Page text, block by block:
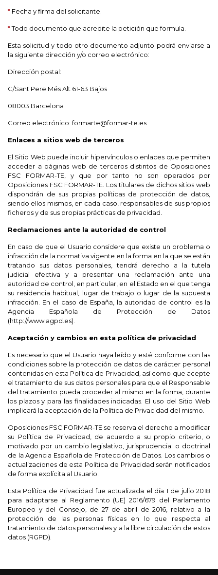
* Fecha y firma del solicitante.
*Todo documento que acredite la petición que formula.
Esta solicitud y todo otro documento adjunto podrá enviarse a
la siguiente dirección y/o correo electrónico:
Dirección postal:
C/Sant Pere Més Alt 61-63 Bajos
08003 Barcelona
Correo electrónico: formarte@formar-te.es
Enlaces a sitios web de terceros
El Sitio Web puede incluir hipervínculos o enlaces que permiten
acceder a páginas web de terceros distintos de Oposiciones
FSC FORMAR-TE, y que por tanto no son operados por
Oposiciones FSC FORMAR-TE. Los titulares de dichos sitios web
dispondrán de sus propias políticas de protección de datos,
siendo ellos mismos, en cada caso, responsables de sus propios
ficheros y de sus propias prácticas de privacidad.
Reclamaciones ante la autoridad de control
En caso de que el Usuario considere que existe un problema o
infracción de la normativa vigente en la forma en la que se están
tratando sus datos personales, tendrá derecho a la tutela
judicial efectiva y a presentar una reclamación ante una
autoridad de control, en particular, en el Estado en el que tenga
su residencia habitual, lugar de trabajo o lugar de la supuesta
infracción. En el caso de España, la autoridad de control es la
Agencia Española de Protección de Datos
(http://www.agpd.es).
Aceptación y cambios en esta política de privacidad
Es necesario que el Usuario haya leído y esté conforme con las
condiciones sobre la protección de datos de carácter personal
contenidas en esta Política de Privacidad, así como que acepte
el tratamiento de sus datos personales para que el Responsable
del tratamiento pueda proceder al mismo en la forma, durante
los plazos y para las finalidades indicadas. El uso del Sitio Web
implicará la aceptación de la Política de Privacidad del mismo.
Oposiciones FSC FORMAR-TE se reserva el derecho a modificar
su Política de Privacidad, de acuerdo a su propio criterio, o
motivado por un cambio legislativo, jurisprudencial o doctrinal
de la Agencia Española de Protección de Datos. Los cambios o
actualizaciones de esta Política de Privacidad serán notificados
de forma explícita al Usuario.
Esta Política de Privacidad fue actualizada el día 1 de julio 2018
para adaptarse al Reglamento (UE) 2016/679 del Parlamento
Europeo y del Consejo, de 27 de abril de 2016, relativo a la
protección de las personas físicas en lo que respecta al
tratamiento de datos personales y a la libre circulación de estos
datos (RGPD).